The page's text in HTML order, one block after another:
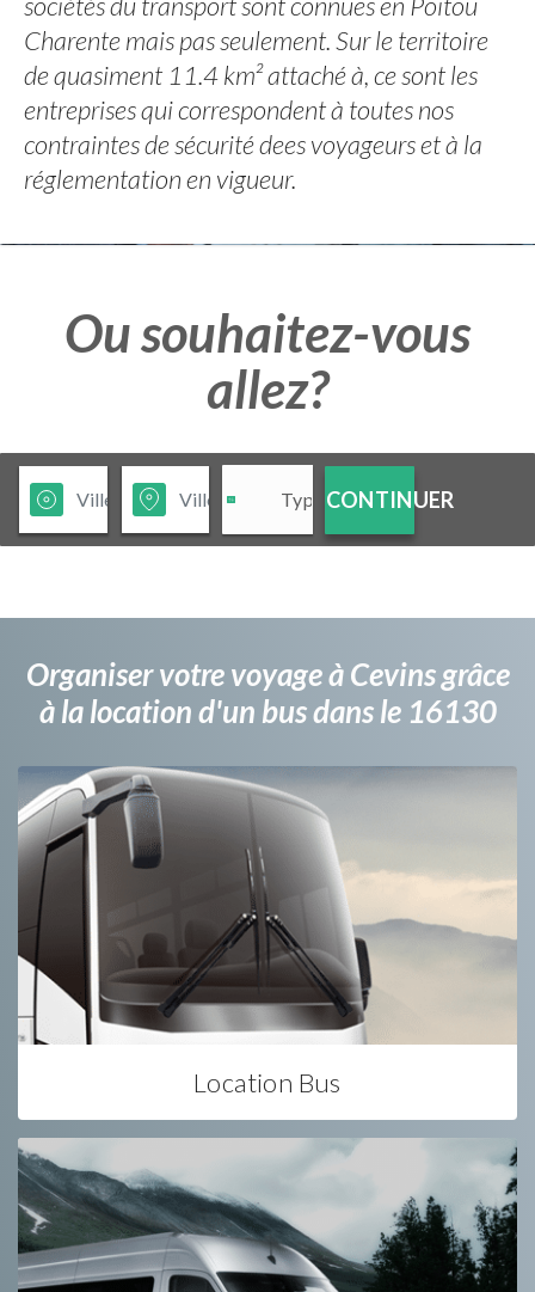
Charente mais pas seulement. Sur le territoire
de quasiment 11.4 km² attaché à, ce sont les
entreprises qui correspondent à toutes nos
contraintes de sécurité dees voyageurs et à la
réglementation en vigueur.
Ou souhaitez-vous
allez?
CONTINUER
Organiser votre voyage à Cevins grâce
à la location d'un bus dans le 16130
Location Bus